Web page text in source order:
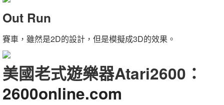
Out Run
賽車，雖然是2D的設計，但是模擬成3D的效果。
美國老式遊樂器Atari2600：
2600online.com